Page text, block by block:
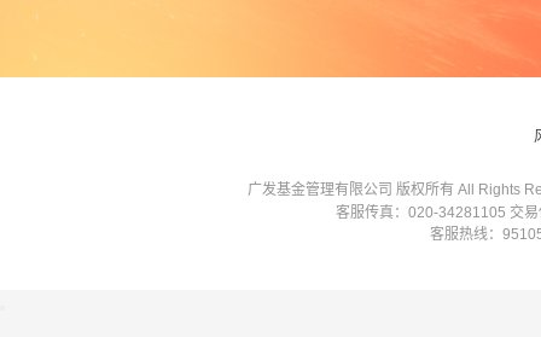
广发基金管理有限公司 版权所有 All Rights
客服传真：020-34281105 交
客服热线：